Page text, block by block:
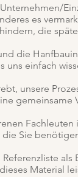
es
die
die
uns einfach
unsere
gemeinsame
Sie
Referenzliste
Material